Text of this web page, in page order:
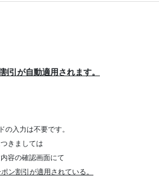
引が自動適用されます。
の入力は不要です。
きましては
容の確認画面にて
ン割引が適用されている。